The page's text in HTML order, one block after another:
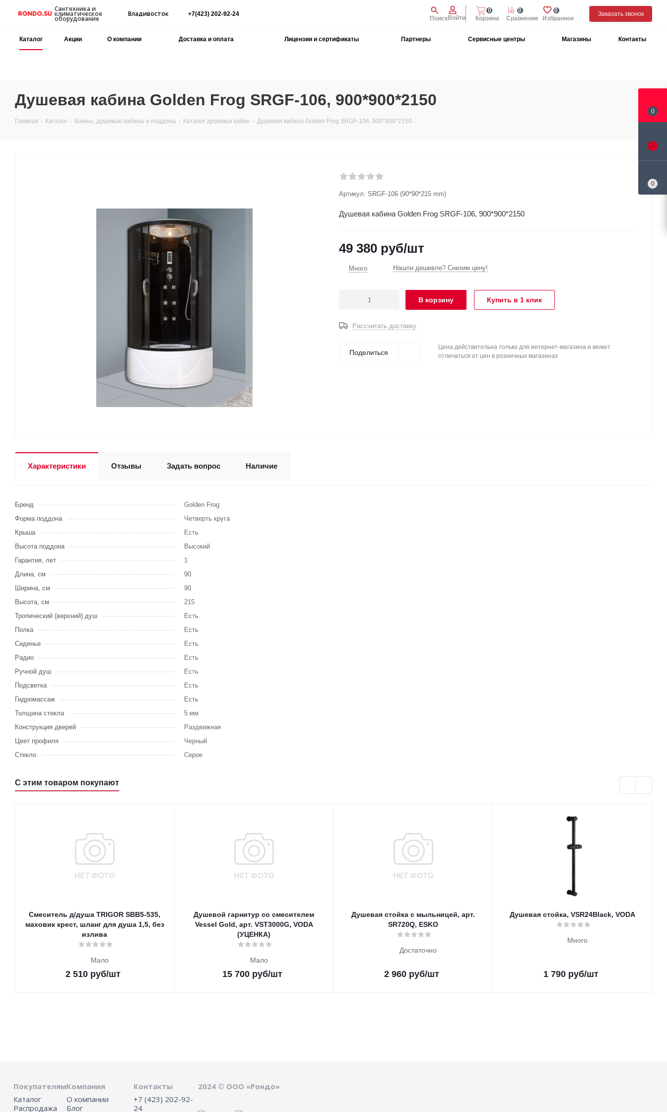
Сантехника и
климатическое
оборудование
Владивосток +7(423) 202-92-24
ПоискВойти Избранное
0
Сравнение
0
Корзина
0
Заказать звонок
Каталог Акции О компании Доставка и оплата Лицензии и сертификаты Партнеры Сервисные центры Магазины Контакты
Душевая кабина Golden Frog SRGF-106, 900*900*2150
Главная - Каталог - Ванны, душевые кабины и поддоны - Каталог душевых кабин - Душевая кабина Golden Frog SRGF-106, 900*900*2150
Артикул: SRGF-106 (90*90*215 mm)
Душевая кабина Golden Frog SRGF-106, 900*900*2150
49 380 руб/шт
Много Нашли дешевле? Снизим цену!
В корзину Купить в 1 клик
Рассчитать доставку
Поделиться
Цена действительна только для интернет-магазина и может
отличаться от цен в розничных магазинах
Характеристики Отзывы Задать вопрос Наличие
Бренд
Golden Frog
Форма поддона
Четверть круга
Крыша
Есть
Высота поддона
Высокий
Гарантия, лет
1
Длина, см
90
Ширина, см
90
Высота, см
215
Тропический (верхний) душ
Есть
Полка
Есть
Сиденье
Есть
Радио
Есть
Ручной душ
Есть
Подсветка
Есть
Гидромассаж
Есть
Толщина стекла
5 мм
Конструкция дверей
Раздвижная
Цвет профиля
Черный
Стекло
Серое
С этим товаром покупают
Смеситель д/душа TRIGOR SBB5-535,
маховик крест, шланг для душа 1,5, без
излива
Мало
2 510руб/шт
Душевой гарнитур со смесителем
Vessel Gold, арт. VST3000G, VODA
(УЦЕНКА)
Мало
15 700руб/шт
Душевая стойка с мыльницей, арт.
SR720Q, ESKO
Достаточно
2 960руб/шт
Душевая стойка, VSR24Black, VODA
Много
1 790руб/шт
Покупателям
Каталог
Распродажа
Компания
О компании
Блог
Контакты
+7 (423) 202-92-
24
2024 © ООО «Рондо»
0
0